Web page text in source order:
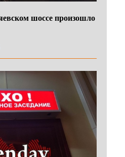
шоссе произошло